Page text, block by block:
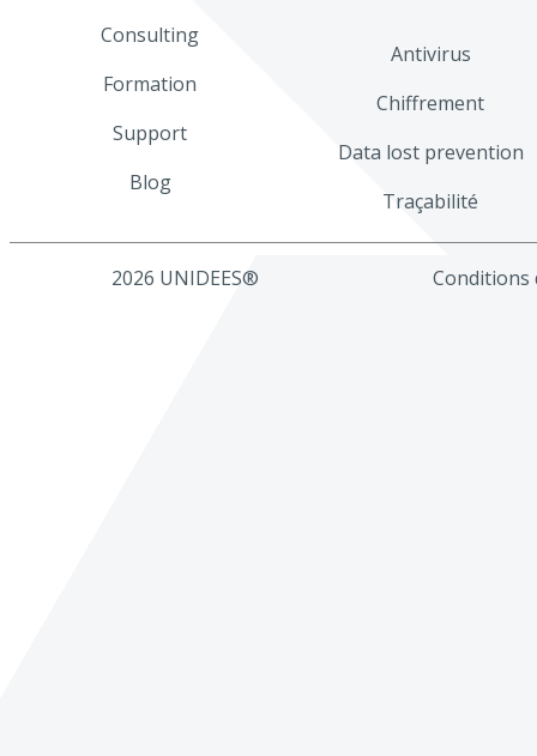
Consulting
Formation
Support
Blog
Antivirus
Chiffrement
Data lost prevention
Traçabilité
2026 UNIDEES® Conditions